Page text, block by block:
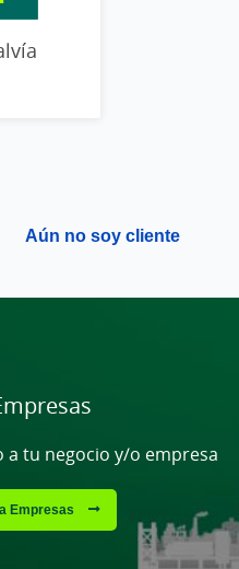
Aún no soy cliente
tu negocio y/o empresa
Empresas